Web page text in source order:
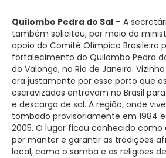
Quilombo Pedra do Sal – A
também solicitou, por meio do
apoio do Comitê Olímpico Brasileiro
fortalecimento do Quilombo Pedra
do Valongo, no Rio de Janeiro.
era justamente por esse porto que
escravizados entravam no Brasil
e descarga de sal. A região, onde
tombado provisoriamente em 1984
2005. O lugar ficou conhecido como
por manter e garantir as tradições
local, como o samba e as religiões